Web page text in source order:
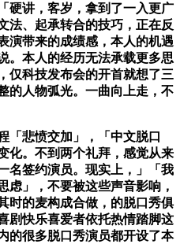
硬讲，客岁，拿到了一入更广
法、起承转合的技巧，正在反
演带来的成绩感，本人的机遇
。本人的经历无法承载更多思
仅科技发布会的开首就想了三
的人物弧光。一曲向上走，不
悲愤交加」，「中文脱口
化。不到两个礼拜，感觉从来
名签约演员。现实上，」「我
虑」，不要被这些声音影响，
时的麦构成合做，的脱口秀俱
剧快乐喜爱者依托热情踏脚这
的很多脱口秀演员都开设了本